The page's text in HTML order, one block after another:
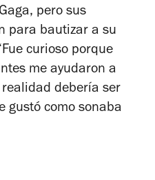
pero sus
para bautizar a su
curioso porque
me ayudaron a
debería ser
gustó como sonaba